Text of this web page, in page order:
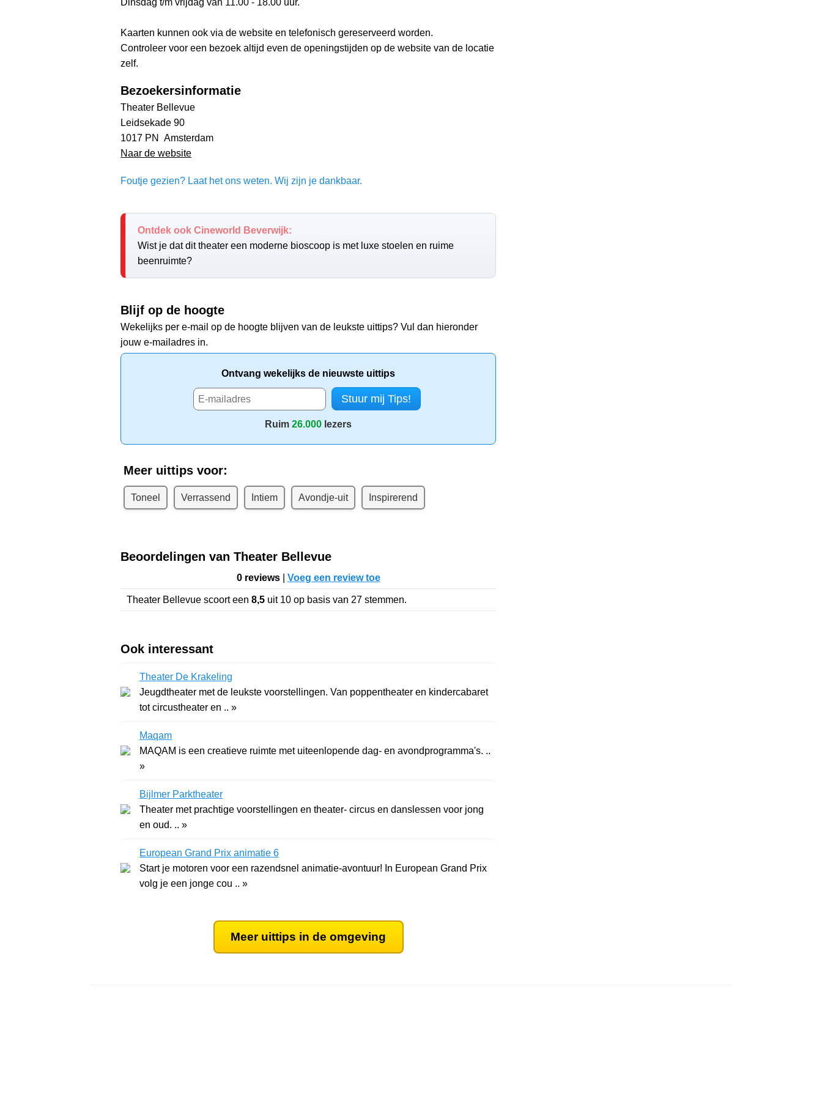
Kaarten kunnen ook via de website en telefonisch gereserveerd worden.
Controleer voor een bezoek altijd even de openingstijden op de website van de locatie
zelf.
Bezoekersinformatie
Theater Bellevue
Leidsekade 90
1017 PN Amsterdam
Naar de website
Foutje gezien? Laat het ons weten. Wij zijn je dankbaar.
Ontdek ook Cineworld Beverwijk:
Wist je dat dit theater een moderne bioscoop is met luxe stoelen en ruime
beenruimte?
Blijf op de hoogte
Wekelijks per e-mail op de hoogte blijven van de leukste uittips? Vul dan hieronder
jouw e-mailadres in.
Ontvang wekelijks de nieuwste uittips
Ruim 26.000 lezers
Meer uittips voor:
Toneel Verrassend Intiem Avondje-uit Inspirerend
Beoordelingen van Theater Bellevue
0 reviews| Voeg een review toe
Theater Bellevue scoort een 8,5 uit 10 op basis van 27 stemmen.
Ook interessant
Theater De Krakeling
Jeugdtheater met de leukste voorstellingen. Van poppentheater en kindercabaret
tot circustheater en .. »
Maqam
MAQAM is een creatieve ruimte met uiteenlopende dag- en avondprogramma's. ..
»
Bijlmer Parktheater
Theater met prachtige voorstellingen en theater- circus en danslessen voor jong
en oud. .. »
European Grand Prix animatie 6
Start je motoren voor een razendsnel animatie-avontuur! In European Grand Prix
volg je een jonge cou .. »
Meer uittips in de omgeving